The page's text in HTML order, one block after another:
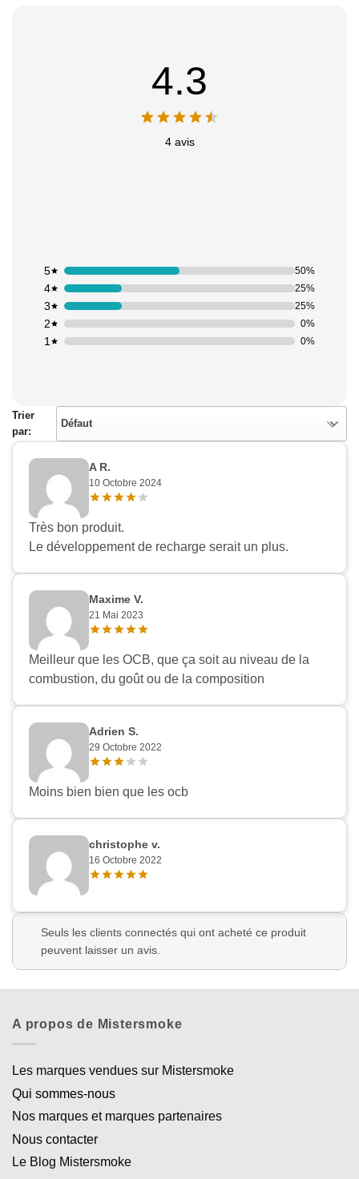
4.3
4 avis
1 0%
2 0%
3 25%
4 25%
5 50%
Trier
par:
Défaut
A R.
10 Octobre 2024
Très bon produit.
Le développement de recharge serait un plus.
Maxime V.
21 Mai 2023
Meilleur que les OCB, que ça soit au niveau de la
combustion, du goût ou de la composition
Adrien S.
29 Octobre 2022
Moins bien bien que les ocb
christophe v.
16 Octobre 2022
Seuls les clients connectés qui ont acheté ce produit
peuvent laisser un avis.
A propos de Mistersmoke
Les marques vendues sur Mistersmoke
Qui sommes-nous
Nos marques et marques partenaires
Nous contacter
Le Blog Mistersmoke